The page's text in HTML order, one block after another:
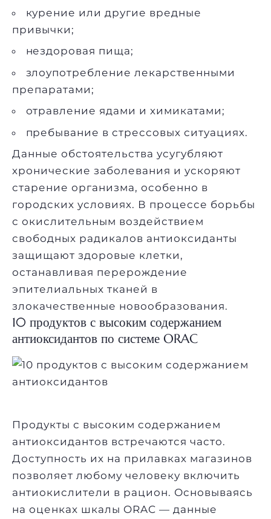
курение или другие вредные
привычки;
нездоровая пища;
злоупотребление лекарственными
препаратами;
отравление ядами и химикатами;
пребывание в стрессовых ситуациях.
Данные обстоятельства усугубляют
хронические заболевания и ускоряют
старение организма, особенно в
городских условиях. В процессе борьбы
с окислительным воздействием
свободных радикалов антиоксиданты
защищают здоровые клетки,
останавливая перерождение
эпителиальных тканей в
злокачественные новообразования.
10 продуктов с высоким содержанием
антиоксидантов по системе ORAC
Продукты с высоким содержанием
антиоксидантов встречаются часто.
Доступность их на прилавках магазинов
позволяет любому человеку включить
антиокислители в рацион. Основываясь
на оценках шкалы ORAC — данные